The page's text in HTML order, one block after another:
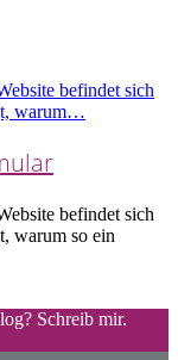
befindet sich
warum…
befindet sich
warum so ein
Schreib mir.